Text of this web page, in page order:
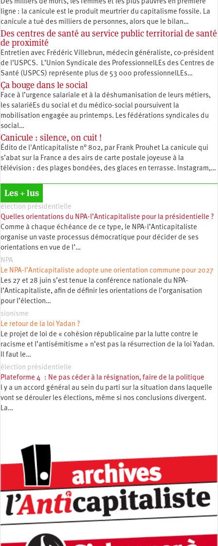
Des milliers de morts, les femmes et les plus pauvres en première
ligne : la canicule est le produit meurtrier du capitalisme fossile. La
canicule a tué des milliers de personnes, alors que le bilan…
Des centres de santé au service public territorial de santé
de proximité
Entretien avec Frédéric Villebrun, médecin généraliste, co-président
de l’USPCS. L’Union Syndicale des ProfessionnelLEs des Centres de
Santé (USPCS) représente plus de 53 000 professionnelLEs…
Ça bouge dans le social
Face à l’urgence salariale et à la déshumanisation de leurs métiers,
les salariéEs du social et du médico-social poursuivent la
mobilisation engagée au printemps. Les fédérations syndicales du
social…
Canicule : silence, on cuit !
Édito de l'Anticapitaliste n° 802, par Frank Prouhet La canicule qui
s’abat sur la France a des airs de carte postale joyeuse à la
télévision : des plages bondées, des glaces en terrasse. Instagram,…
Les + lus
élection présidentielle
Quelles orientations du NPA-l’Anticapitaliste pour la présidentielle ?
Comme à chaque échéance de ce type, le NPA-l’Anticapitaliste
organise un vaste processus démocratique pour décider de ses
orientations en vue de l’…
NPA
Le NPA-l’Anticapitaliste adopte une orientation commune pour 2027
Les 27 et 28 juin s’est tenue la conférence nationale du NPA-
l’Anticapitaliste, afin de définir les orientations de l’organisation
pour l’élection…
sionisme
Le retour de la loi Yadan ?
Le projet de loi de « cohésion républicaine par la lutte contre le
racisme et l’antisémitisme » n’est pas la résurrection de la loi Yadan.
Il faut le…
élection présidentielle
Plateforme 4 : Ne pas céder à la résignation, faire de la politique
l y a un accord général au sein du parti sur la situation dans laquelle
vont se dérouler les élections, même si nos conclusions divergent.
La…